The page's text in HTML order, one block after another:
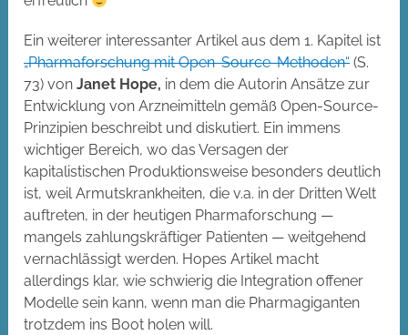
Ein weiterer interessanter Artikel aus dem 1. Kapitel ist
„Pharmaforschung mit Open-Source-Methoden“(S.
73) vonJanet Hope, in dem die Autorin Ansätze zur
Entwicklung von Arzneimitteln gemäß Open-Source-
Prinzipien beschreibt und diskutiert. Ein immens
wichtiger Bereich, wo das Versagen der
kapitalistischen Produktionsweise besonders deutlich
ist, weil Armutskrankheiten, die v.a. in der Dritten Welt
auftreten, in der heutigen Pharmaforschung —
mangels zahlungskräftiger Patienten — weitgehend
vernachlässigt werden. Hopes Artikel macht
allerdings klar, wie schwierig die Integration offener
Modelle sein kann, wenn man die Pharmagiganten
trotzdem ins Boot holen will.